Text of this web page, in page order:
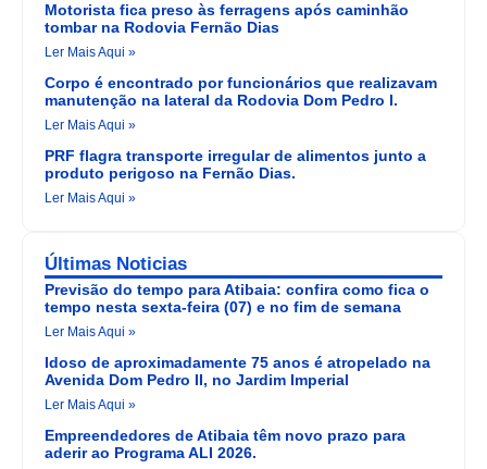
Motorista fica preso às ferragens após caminhão
tombar na Rodovia Fernão Dias
Ler Mais Aqui »
Corpo é encontrado por funcionários que realizavam
manutenção na lateral da Rodovia Dom Pedro I.
Ler Mais Aqui »
PRF flagra transporte irregular de alimentos junto a
produto perigoso na Fernão Dias.
Ler Mais Aqui »
Últimas Noticias
Previsão do tempo para Atibaia: confira como fica o
tempo nesta sexta-feira (07) e no fim de semana
Ler Mais Aqui »
Idoso de aproximadamente 75 anos é atropelado na
Avenida Dom Pedro II, no Jardim Imperial
Ler Mais Aqui »
Empreendedores de Atibaia têm novo prazo para
aderir ao Programa ALI 2026.